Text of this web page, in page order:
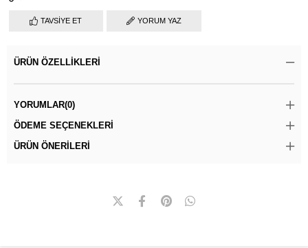
TAVSIYE ET YORUM YAZ
ÜRÜN ÖZELLIKLERI
YORUMLAR(0)
ÖDEME SEÇENEKLERI
ÜRÜN ÖNERILERI